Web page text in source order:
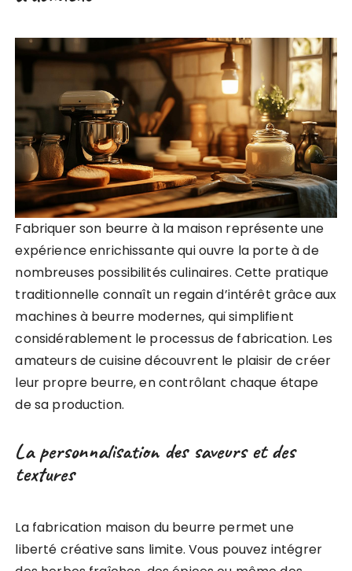
Fabriquer son beurre à la maison représente une
expérience enrichissante qui ouvre la porte à de
nombreuses possibilités culinaires. Cette pratique
traditionnelle connaît un regain d’intérêt grâce aux
machines à beurre modernes, qui simplifient
considérablement le processus de fabrication. Les
amateurs de cuisine découvrent le plaisir de créer
leur propre beurre, en contrôlant chaque étape
de sa production.
La personnalisation des saveurs et des
textures
La fabrication maison du beurre permet une
liberté créative sans limite. Vous pouvez intégrer